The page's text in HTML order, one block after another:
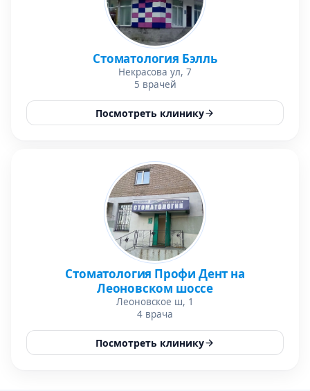
Стоматология Бэлль
Некрасова ул, 7
5 врачей
Посмотреть клинику
Стоматология Профи Дент на
Леоновском шоссе
Леоновское ш, 1
4 врача
Посмотреть клинику